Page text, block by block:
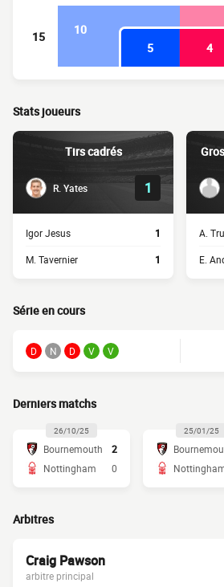
15 10
5
4
Stats joueurs
Tirs cadrés
R. Yates 1
Igor Jesus 1
M. Tavernier 1
A.
E.
Série en cours
D N D V V
Derniers matchs
26/10/25
Bournemouth
2
Nottingham
0
25/01/25
Arbitres
Craig Pawson
arbitre principal